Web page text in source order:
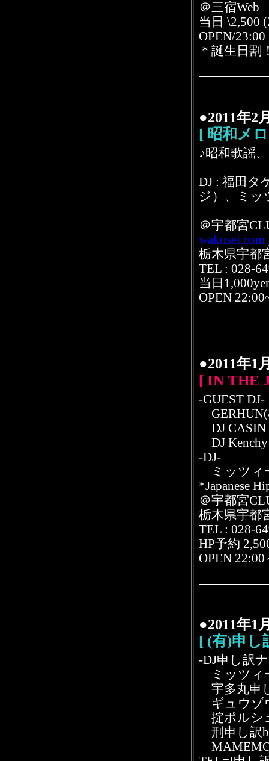
＠三宿
当日 \2,500
OPEN/23:00
＊誕生日割
●2011年2
[ 昭和メ
♪昭和歌謡
DJ : 福田タ
ジ）、ミッ
＠宇都宮
wakusei.com
栃木県宇都
TEL : 028-
当日
OPEN
●2011年1
[ IN THE
-GUEST DJ-
GERHUN(
DJ CASIN
DJ
-DJ-
ミッツィ
*Japanese
＠宇都宮
栃木県宇都
TEL : 028-
HP予約
OPEN
●2011年1
[ (有)申し
-DJ申し訳
ミッツィ
宇多丸申
ギュウゾ
掟ポルシ
刑申し訳